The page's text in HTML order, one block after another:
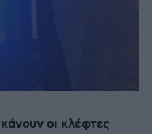
οι κλέφτες